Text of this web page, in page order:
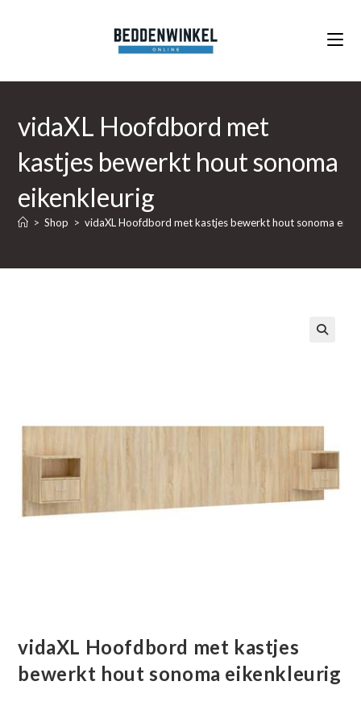
vidaXL Hoofdbord met
kastjes bewerkt hout sonoma
eikenkleurig
> Shop > vidaXL Hoofdbord met kastjes bewerkt hout sonoma
vidaXL Hoofdbord met kastjes
bewerkt hout sonoma eikenkleurig